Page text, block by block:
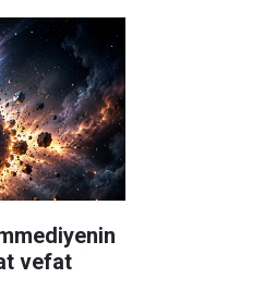
vefat